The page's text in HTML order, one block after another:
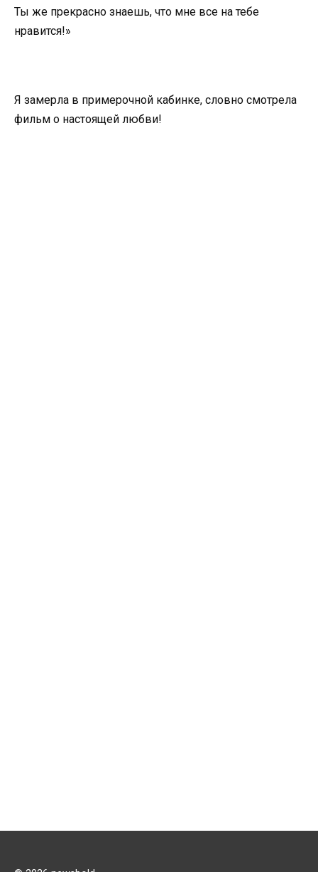
Ты же прекрасно знаешь, что мне все на тебе
нравится!»
Я замерла в примерочной кабинке, словно смотрела
фильм о настоящей любви!